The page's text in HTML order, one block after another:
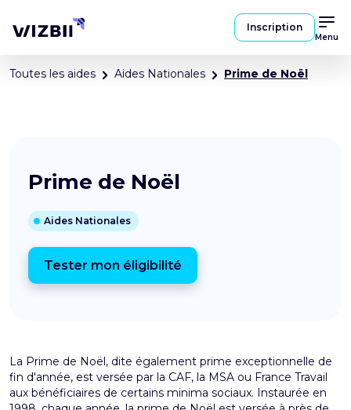
Inscription
Menu
Toutes les aides Aides Nationales Prime de Noël
Prime de Noël
Aides Nationales
Tester mon éligibilité
La Prime de Noël, dite également prime exceptionnelle de
fin d'année, est versée par la CAF, la MSA ou France Travail
aux bénéficiaires de certains minima sociaux. Instaurée en